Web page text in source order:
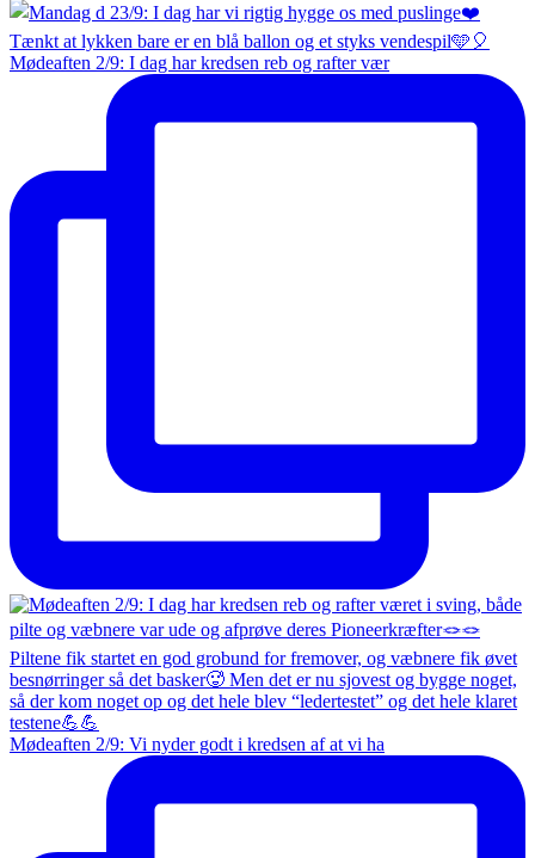
Mødeaften 2/9: I dag har kredsen reb og rafter vær
Mødeaften 2/9: Vi nyder godt i kredsen af at vi ha